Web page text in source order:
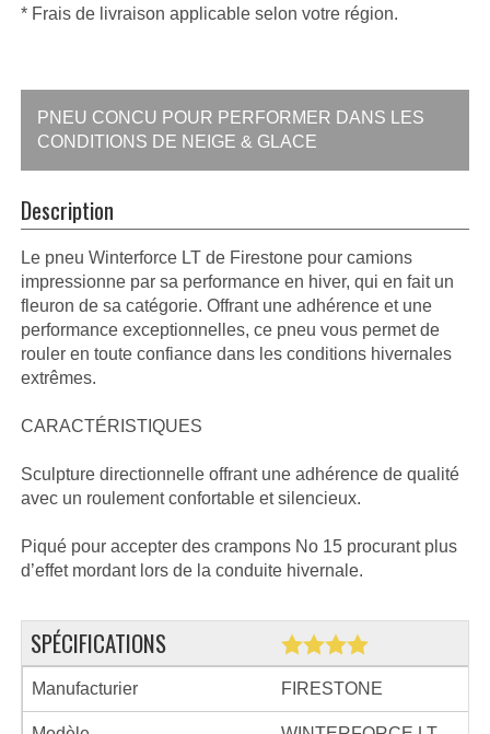
* Frais de livraison applicable selon votre région.
PNEU CONCU POUR PERFORMER DANS LES
CONDITIONS DE NEIGE & GLACE
Description
Le pneu Winterforce LT de Firestone pour camions
impressionne par sa performance en hiver, qui en fait un
fleuron de sa catégorie. Offrant une adhérence et une
performance exceptionnelles, ce pneu vous permet de
rouler en toute confiance dans les conditions hivernales
extrêmes.
CARACTÉRISTIQUES
Sculpture directionnelle offrant une adhérence de qualité
avec un roulement confortable et silencieux.
Piqué pour accepter des crampons No 15 procurant plus
d’effet mordant lors de la conduite hivernale.
SPÉCIFICATIONS
Manufacturier FIRESTONE